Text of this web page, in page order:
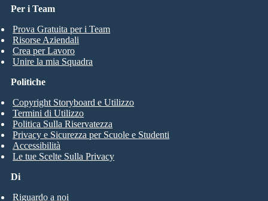
Per i Team
Prova Gratuita per i Team
Risorse Aziendali
Crea per Lavoro
Unire la mia Squadra
Di
Riguardo a noi
Politiche
Copyright Storyboard e Utilizzo
Termini di Utilizzo
Politica Sulla Riservatezza
Privacy e Sicurezza per Scuole e Studenti
Accessibilità
Le tue Scelte Sulla Privacy